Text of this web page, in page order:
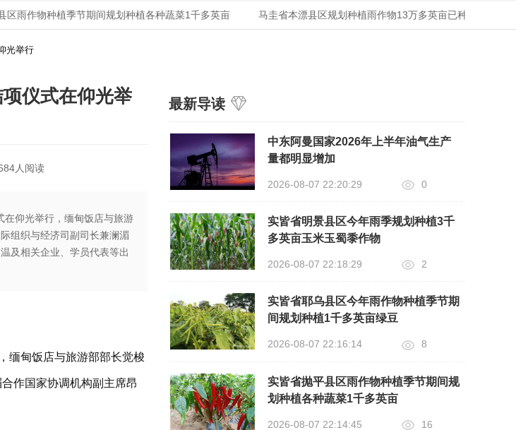
雨作物种植季节期间规划种植各种蔬菜1千多英亩 马圭省本漂县区规划种植雨作物13万多英亩已种植9万多英亩
光举行
仪式在仰光举
人阅读
在仰光举行，缅甸饭店与旅游
组织与经济司副司长兼澜湄
及相关企业、学员代表等出
缅甸饭店与旅游部部长觉梭
作国家协调机构副主席昂
最新导读
中东阿曼国家2026年上半年油气生产
量都明显增加
2026-08-07 22:20:29 0
实皆省明景县区今年雨季规划种植3千
多英亩玉米玉蜀黍作物
2026-08-07 22:18:29 2
实皆省耶乌县区今年雨作物种植季节期
间规划种植1千多英亩绿豆
2026-08-07 22:16:14 8
实皆省抛平县区雨作物种植季节期间规
划种植各种蔬菜1千多英亩
2026-08-07 22:14:45 16